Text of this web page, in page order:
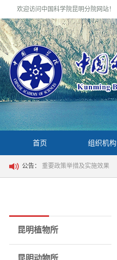
欢迎访问中国科学院昆明分院网站！
首页 组织机构
公告： 重要政策举措及实施效果
昆明植物所